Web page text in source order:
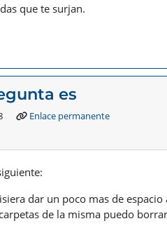
que te surjan.
es
Enlace permanente
dar un poco mas de
de la misma puedo